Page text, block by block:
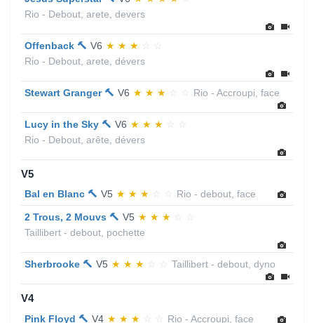
Rio - Debout, arete, devers
Offenback 🔨 V6 ★ ★ ★ ☆
☆
Rio - Debout, arete, dévers
Stewart Granger 🔨 V6 ★ ★ ★ ☆ ☆ Rio - Accroupi, face
Lucy in the Sky 🔨 V6 ★ ★ ★ ☆
☆
Rio - Debout, arête, dévers
V5
Bal en Blanc 🔨 V5 ★ ★ ★ ☆ ☆ Rio - debout, face
2 Trous, 2 Mouvs 🔨 V5 ★ ★ ★ ☆
☆
Taillibert - debout, pochette
Sherbrooke 🔨 V5 ★ ★ ★ ☆ ☆ Taillibert - debout, dyno
V4
Pink Floyd 🔨 V4 ★ ★ ★ ☆ ☆ Rio - Accroupi, face